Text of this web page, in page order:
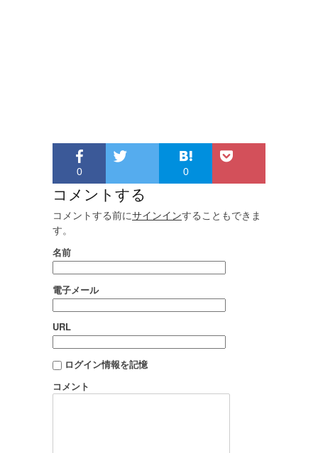
0 0
コメントする
コメントする前にサインインすることもできま
す。
名前
電子メール
URL
ログイン情報を記憶
コメント